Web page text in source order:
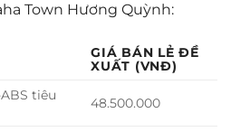
Town Hương Quỳnh:
GIÁ BÁN LẺ ĐỀ
XUẤT (VNĐ)
ABS tiêu
48.500.000